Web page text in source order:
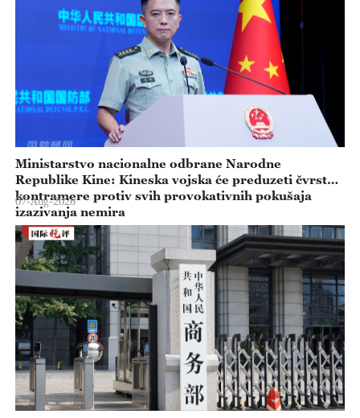
Ministarstvo nacionalne odbrane Narodne
Republike Kine: Kineska vojska će preduzeti čvrste
kontramere protiv svih provokativnih pokušaja
izazivanja nemira
07-Aug-2026